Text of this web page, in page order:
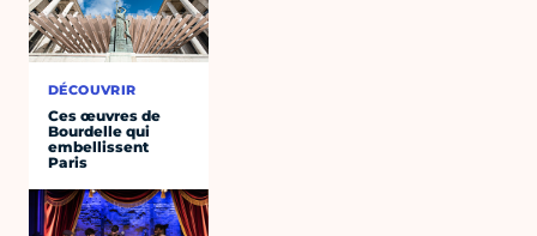
DÉCOUVRIR
Ces œuvres de
Bourdelle qui
embellissent
Paris